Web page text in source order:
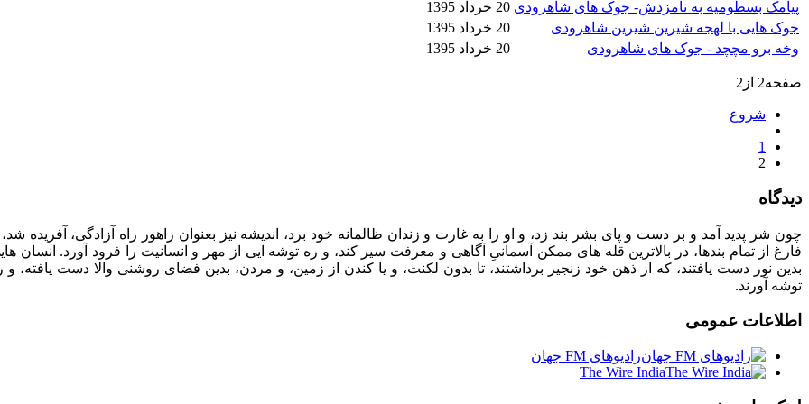
پیامک بسطومیه به نامزدش- جوک های شاهرودی 20 خرداد 1395
جوک هایی با لهجه شیرین شیرین شاهرودی
20 خرداد 1395
وخه برو مچچد - جوک های شاهرودی
20 خرداد 1395
صفحه2 از2
شروع
1
2
دیدگاه
چون شر پدید آمد و بر دست و پای بشر بند زد، و او را به غارت و زندان ظالمانه خود برد، اندیشه نیز بعنوان راهور راه آزادگی، آفریده شد،
فارغ از تمام بندها، در بالاترین قله های ممکن آسمانیِ آگاهی و معرفت سیر کند، و ره توشه ایی از مهر و انسانیت را فرود آورد. انسان
بدین نور دست یافتند، که از ذهن خود زنجیر برداشتند، تا بدون لکنت، و یا کندن از زمین، و مردن، بدین فضای روشنی والا دست یافته، و
توشه آورند.
اطلاعات عمومی
رادیوهای FM جهان
The Wire India